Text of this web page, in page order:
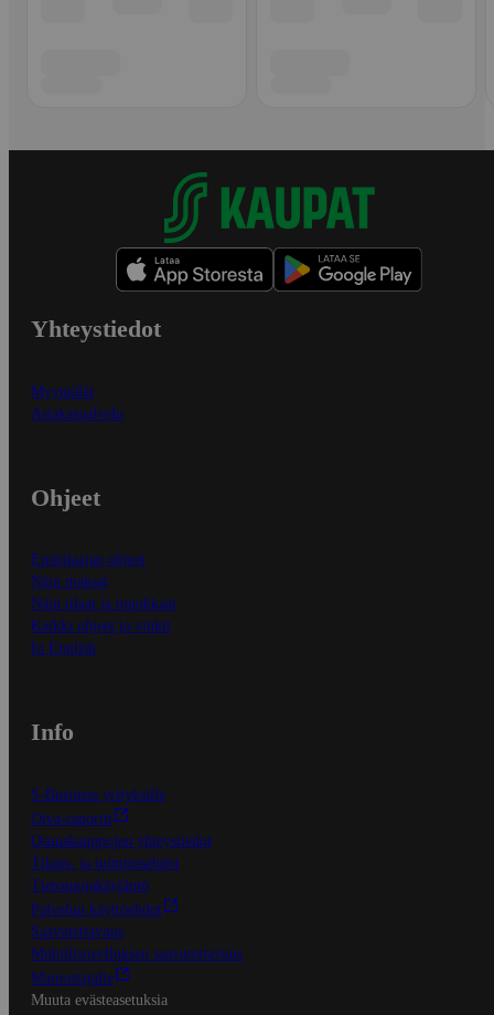
Yhteystiedot
Myymälät
Asiakaspalvelu
Ohjeet
Ensitilaajan ohjeet
Näin maksat
Näin tilaat ja muokkaat
Kaikki ohjeet ja vinkit
In English
Info
S-Business yrityksille
Oiva-raportit
Osuuskauppojen yhteystiedot
Tilaus- ja toimitusehdot
Tietosuojakäytäntö
Palvelun käyttöehdot
Saavutettavuus
Mobiilisovelluksen saavutettavuus
Mainostajalle
Muuta evästeasetuksia